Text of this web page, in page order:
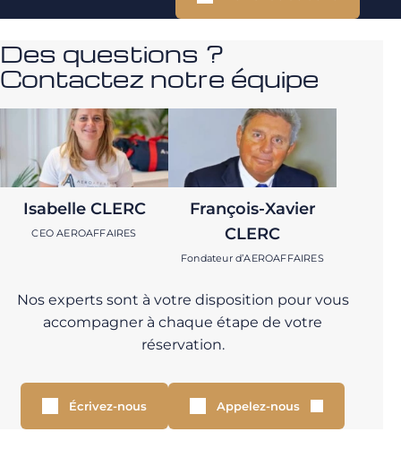
Des questions ?
Contactez notre équipe
Isabelle CLERC
CEO AEROAFFAIRES
François-Xavier
CLERC
Fondateur d’AEROAFFAIRES
Nos experts sont à votre disposition pour vous
accompagner à chaque étape de votre
réservation.
Écrivez-nous Appelez-nous